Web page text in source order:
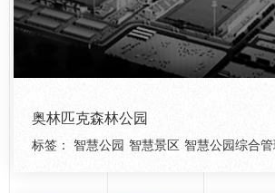
奥林匹克森林公园
标签： 智慧公园 智慧景区 智慧公园综合